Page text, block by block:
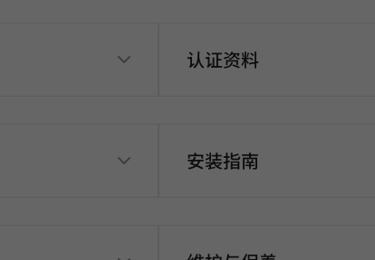
认证资料
安装指南